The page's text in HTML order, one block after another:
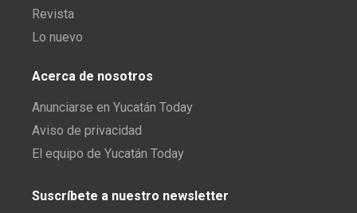
Revista
Lo nuevo
Acerca de nosotros
Anunciarse en Yucatán Today
Aviso de privacidad
El equipo de Yucatán Today
Suscríbete a nuestro newsletter